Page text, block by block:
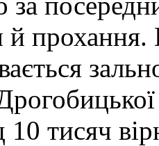
й
10 тисяч